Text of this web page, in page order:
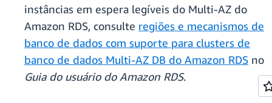
instâncias em espera legíveis do Multi-AZ do
Amazon RDS, consulte regiões e mecanismos de
banco de dados com suporte para clusters de
banco de dados Multi-AZ DB do Amazon RDS no
Guia do usuário do Amazon RDS.